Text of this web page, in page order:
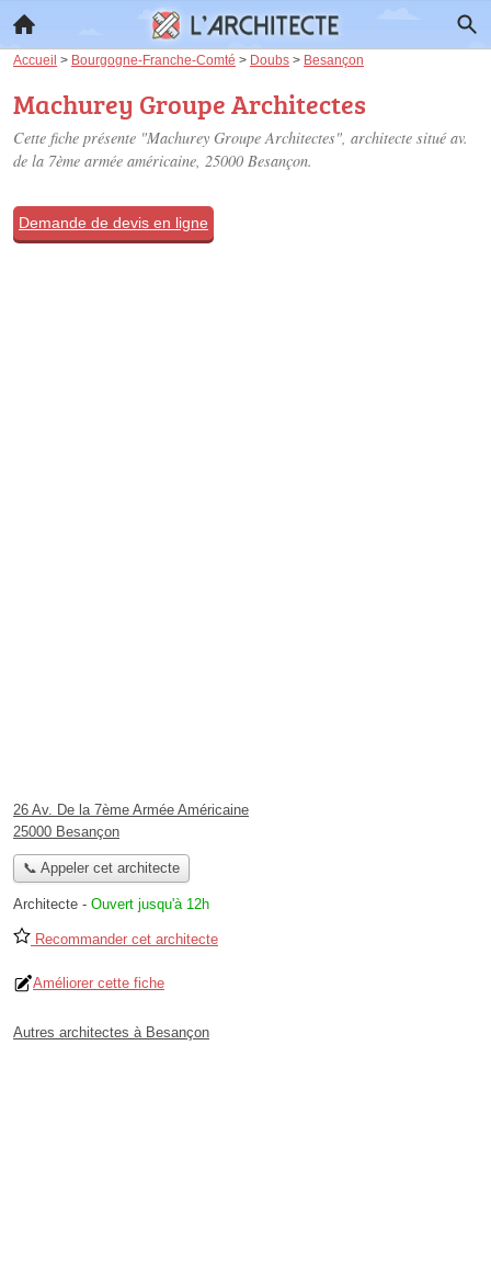
Accueil > Bourgogne-Franche-Comté > Doubs > Besançon
Machurey Groupe Architectes
Cette fiche présente "Machurey Groupe Architectes", architecte situé av.
de la 7ème armée américaine, 25000 Besançon.
Demande de devis en ligne
26 Av. De la 7ème Armée Américaine
25000 Besançon
📞 Appeler cet architecte
Architecte - Ouvert jusqu'à 12h
Recommander cet architecte
Améliorer cette fiche
Autres architectes à Besançon